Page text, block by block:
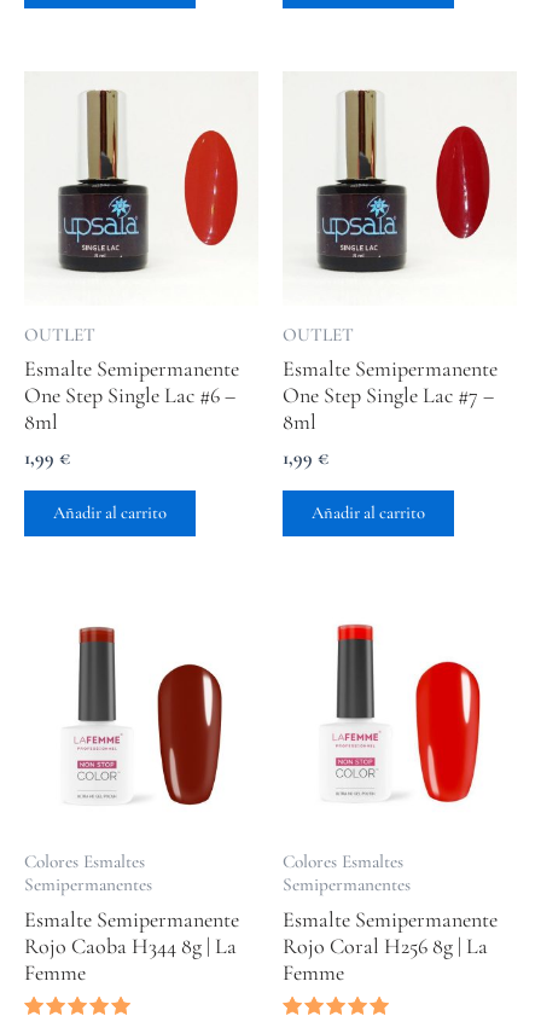
OUTLET
Esmalte Semipermanente
One Step Single Lac #6 –
8ml
1,99 €
Añadir al carrito
OUTLET
Esmalte Semipermanente
One Step Single Lac #7 –
8ml
1,99 €
Añadir al carrito
Colores Esmaltes
Semipermanentes
Esmalte Semipermanente
Rojo Caoba H344 8g | La
Femme
Colores Esmaltes
Semipermanentes
Esmalte Semipermanente
Rojo Coral H256 8g | La
Femme